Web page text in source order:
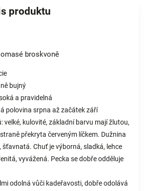
produktu
broskvoně
bujný
a pravidelná
polovina srpna až začátek září
velké, kulovité, základní barvu mají žlutou,
překryta červeným líčkem. Dužnina
šťavnatá. Chuť je výborná, sladká, lehce
vyvážená. Pecka se dobře odděluje
odolná vůči kadeřavosti, dobře odolává